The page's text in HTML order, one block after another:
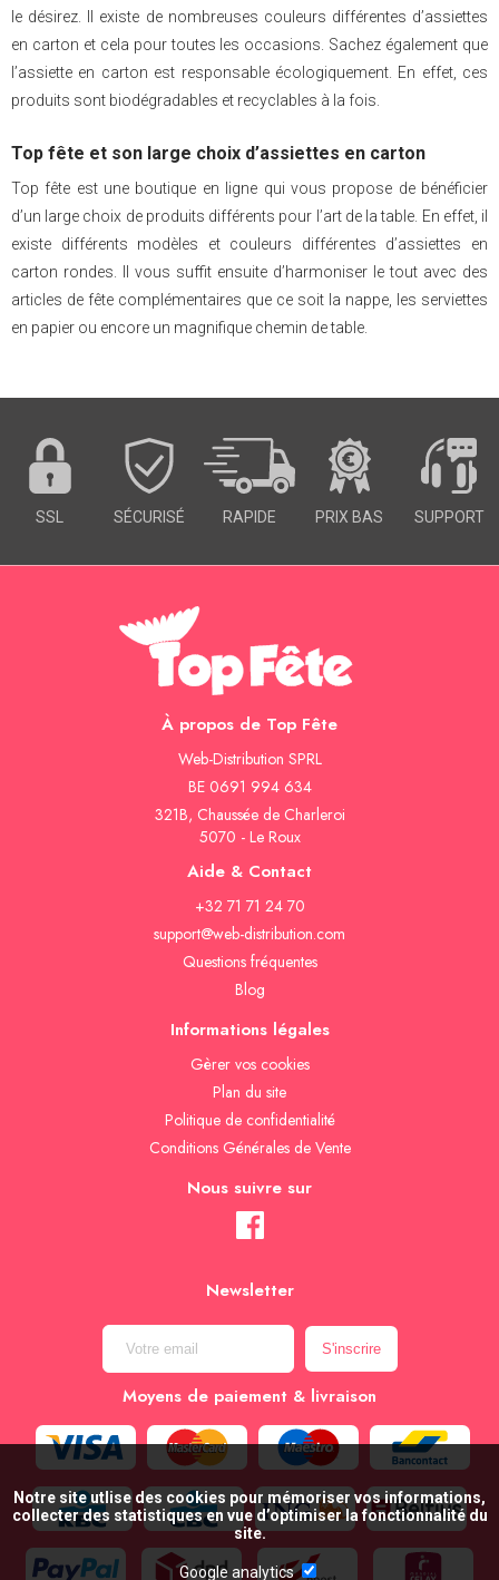
le désirez. Il existe de nombreuses couleurs différentes d’assiettes
en carton et cela pour toutes les occasions. Sachez également que
l’assiette en carton est responsable écologiquement. En effet, ces
produits sont biodégradables et recyclables à la fois.
Top fête et son large choix d’assiettes en carton
Top fête est une boutique en ligne qui vous propose de bénéficier
d’un large choix de produits différents pour l’art de la table. En effet, il
existe différents modèles et couleurs différentes d’assiettes en
carton rondes. Il vous suffit ensuite d’harmoniser le tout avec des
articles de fête complémentaires que ce soit la nappe, les serviettes
en papier ou encore un magnifique chemin de table.
SSL SÉCURISÉ RAPIDE PRIX BAS SUPPORT
À propos de Top Fête
Web-Distribution SPRL
BE 0691 994 634
321B, Chaussée de Charleroi
5070 - Le Roux
Aide & Contact
+32 71 71 24 70
support@web-distribution.com
Questions fréquentes
Blog
Informations légales
Gèrer vos cookies
Plan du site
Politique de confidentialité
Conditions Générales de Vente
Nous suivre sur
Newsletter
Moyens de paiement & livraison
Notre site utlise des cookies pour mémoriser vos informations,
collecter des statistiques en vue d’optimiser la fonctionnalité du
site.
Google analytics